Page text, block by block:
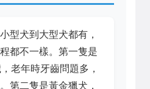
型犬到大型犬都有，
都不一樣。第一隻是
老年時牙齒問題多，
第二隻是黃金獵犬，